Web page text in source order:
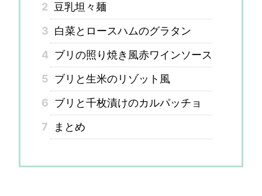
2 豆乳坦々麺
3 白菜とロースハムのグラタン
4 ブリの照り焼き風赤ワインソース
5 ブリと生米のリゾット風
6 ブリと千枚漬けのカルパッチョ
7
まとめ